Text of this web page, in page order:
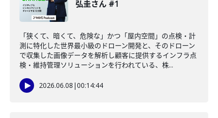
弘圭さん #1
「狭くて、暗くて、危険な」かつ「屋内空間」の点検・計
測に特化した世界最小級のドローン開発と、そのドローン
で収集した画像データを解析し顧客に提供するインフラ点
検・維持管理ソリューションを行われている、株...
2026.06.08 |00:14:44